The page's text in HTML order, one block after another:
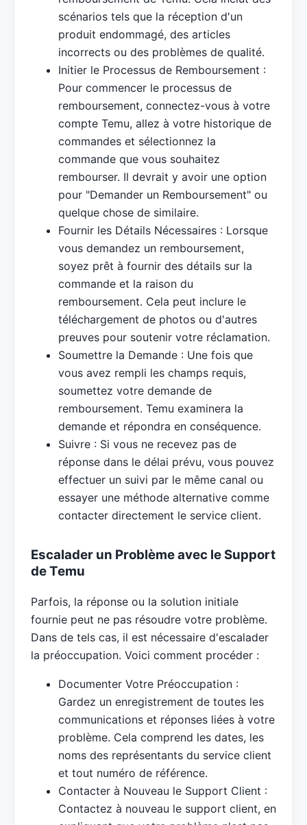
scénarios tels que la réception d'un
produit endommagé, des articles
incorrects ou des problèmes de qualité.
Initier le Processus de Remboursement :
Pour commencer le processus de
remboursement, connectez-vous à votre
compte Temu, allez à votre historique de
commandes et sélectionnez la
commande que vous souhaitez
rembourser. Il devrait y avoir une option
pour "Demander un Remboursement" ou
quelque chose de similaire.
Fournir les Détails Nécessaires : Lorsque
vous demandez un remboursement,
soyez prêt à fournir des détails sur la
commande et la raison du
remboursement. Cela peut inclure le
téléchargement de photos ou d'autres
preuves pour soutenir votre réclamation.
Soumettre la Demande : Une fois que
vous avez rempli les champs requis,
soumettez votre demande de
remboursement. Temu examinera la
demande et répondra en conséquence.
Suivre : Si vous ne recevez pas de
réponse dans le délai prévu, vous pouvez
effectuer un suivi par le même canal ou
essayer une méthode alternative comme
contacter directement le service client.
Escalader un Problème avec le Support
de Temu
Parfois, la réponse ou la solution initiale
fournie peut ne pas résoudre votre problème.
Dans de tels cas, il est nécessaire d'escalader
la préoccupation. Voici comment procéder :
Documenter Votre Préoccupation :
Gardez un enregistrement de toutes les
communications et réponses liées à votre
problème. Cela comprend les dates, les
noms des représentants du service client
et tout numéro de référence.
Contacter à Nouveau le Support Client :
Contactez à nouveau le support client, en